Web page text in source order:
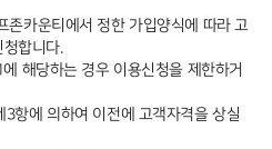
존카운티에서 정한 가입양식에 따라 고
합니다.
해당하는 경우 이용신청을 제한하거
항에 의하여 이전에 고객자격을 상실